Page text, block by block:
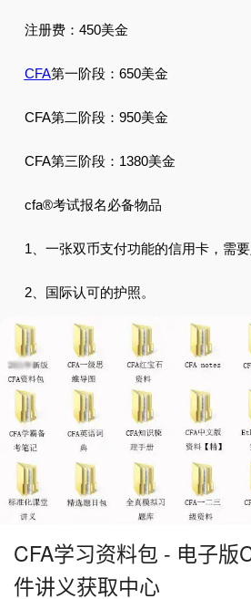
注册费：450美金
CFA第一阶段：650美金
CFA第二阶段：950美金
CFA第三阶段：1380美金
cfa®考试报名必备物品
1、一张双币支付功能的信用卡，需要
2、国际认可的护照。